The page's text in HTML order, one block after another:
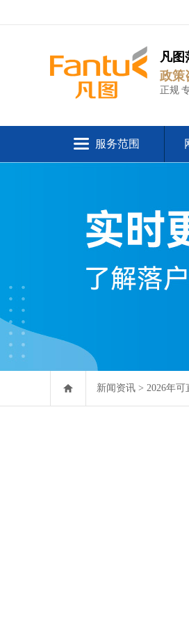
凡图
政策
正规
服务范围
新闻资讯 > 2026年可